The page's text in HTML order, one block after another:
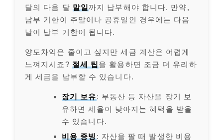
달의 다음 달 말일 까지 납부해야 합니다. 만약,
납부 기한이 주말이나 공휴일인 경우에는 다음
날이 납부 기한이 됩니다.
양도차익은 줄이고 싶지만 세금 계산은 어렵게
느껴지시죠? 절세 팁 을 활용하면 조금 더 유리하
게 세금을 납부할 수 있습니다.
장기 보유: 부동산 등 자산을 장기 보
유하면 세율이 낮아지는 혜택을 받을
수 있습니다.
비용 증빙 : 자산을 팔 때 발생한 비용